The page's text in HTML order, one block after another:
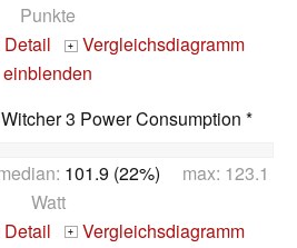
Punkte
+ Vergleichsdiagramm
einblenden
3 Power Consumption *
101.9 (22%) max: 123.1
Watt
+ Vergleichsdiagramm